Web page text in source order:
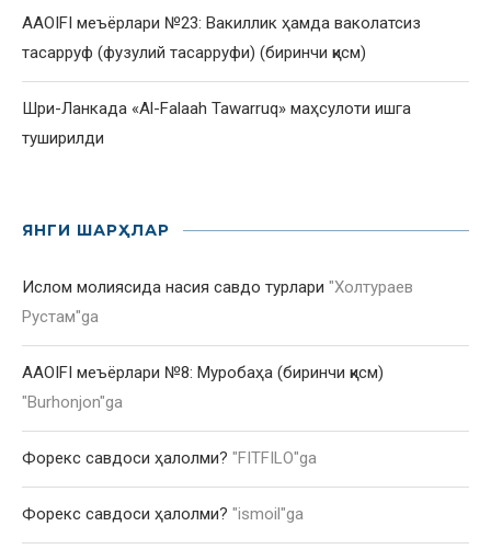
AAOIFI меъёрлари №23: Вакиллик ҳамда ваколатсиз
тасарруф (фузулий тасарруфи) (биринчи қисм)
Шри-Ланкада «Al-Falaah Tawarruq» маҳсулоти ишга
туширилди
ЯНГИ ШАРҲЛАР
Ислом молиясида насия савдо турлари "Холтураев
Рустам"ga
AAOIFI меъёрлари №8: Муробаҳа (биринчи қисм)
"Burhonjon"ga
Форекс савдоси ҳалолми? "FITFILO"ga
Форекс савдоси ҳалолми? "ismoil "ga